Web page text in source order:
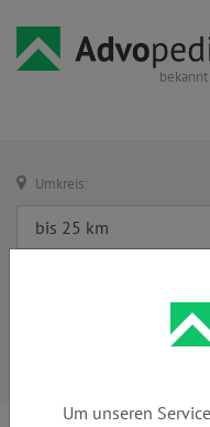
bekannt
Umkreis:
Um unseren